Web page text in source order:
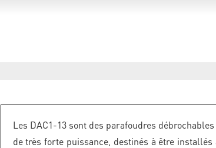
Les DAC1-13 sont des parafoudres débrochables
de très forte puissance, destinés à être